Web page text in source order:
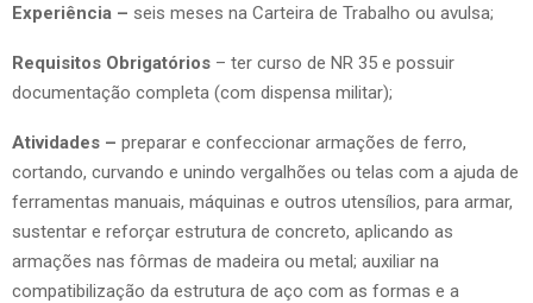
Experiência – seis meses na Carteira de Trabalho ou avulsa;
Requisitos Obrigatórios – ter curso de NR 35 e possuir
documentação completa (com dispensa militar);
Atividades – preparar e confeccionar armações de ferro,
cortando, curvando e unindo vergalhões ou telas com a ajuda de
ferramentas manuais, máquinas e outros utensílios, para armar,
sustentar e reforçar estrutura de concreto, aplicando as
armações nas fôrmas de madeira ou metal; auxiliar na
compatibilização da estrutura de aço com as formas e a